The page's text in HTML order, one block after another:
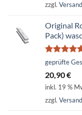
zzgl.
Original
Pack)
Bewertet
von 5
geprüfte
20,90€
inkl. 19 %
zzgl.